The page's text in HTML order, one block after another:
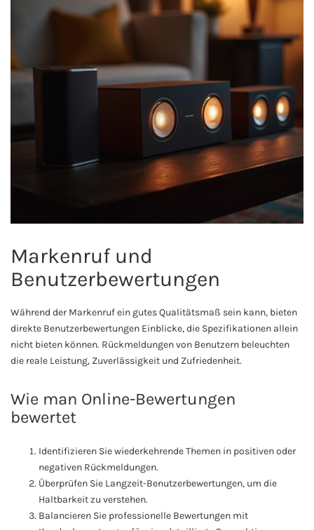
Markenruf und
Benutzerbewertungen
Während der Markenruf ein gutes Qualitätsmaß sein kann, bieten
direkte Benutzerbewertungen Einblicke, die Spezifikationen allein
nicht bieten können. Rückmeldungen von Benutzern beleuchten
die reale Leistung, Zuverlässigkeit und Zufriedenheit.
Wie man Online-Bewertungen
bewertet
Identifizieren Sie wiederkehrende Themen in positiven oder
negativen Rückmeldungen.
Überprüfen Sie Langzeit-Benutzerbewertungen, um die
Haltbarkeit zu verstehen.
Balancieren Sie professionelle Bewertungen mit